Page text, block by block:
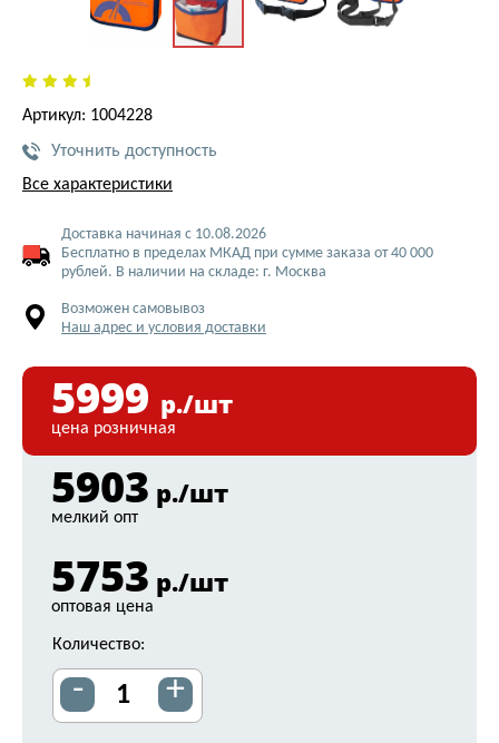
Артикул: 1004228
Уточнить доступность
Все характеристики
Доставка начиная с 10.08.2026
Бесплатно в пределах МКАД при сумме заказа от 40 000
рублей. В наличии на складе: г. Москва
Возможен самовывоз
Наш адрес и условия доставки
5999 р./шт
цена розничная
5903 р./шт
мелкий опт
5753 р./шт
оптовая цена
Количество:
- +